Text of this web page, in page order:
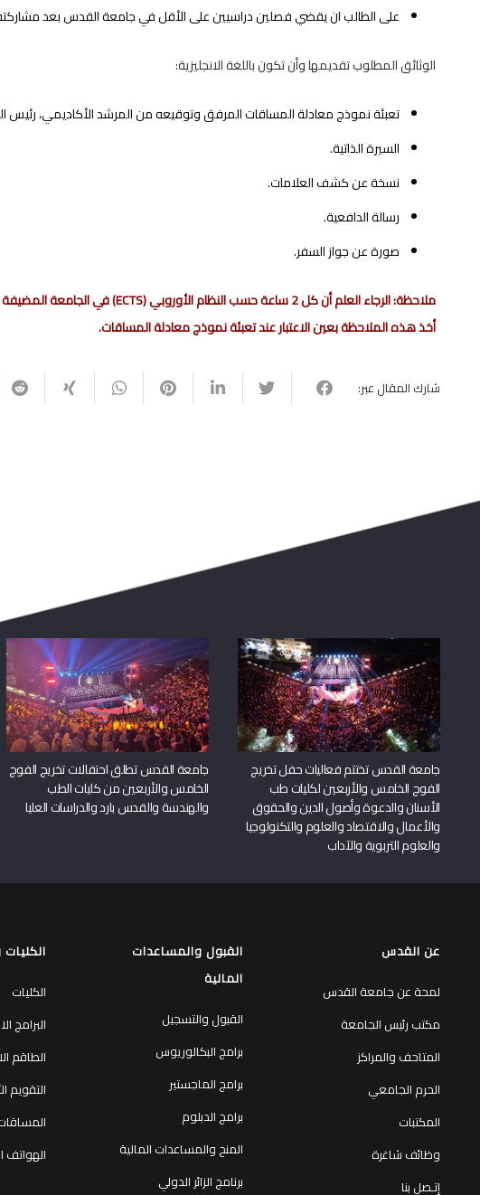
على الطالب ان يقضي فصلين دراسيين على الأقل في جامعة القدس بعد مشاركته
الوثائق المطلوب تقديمها وأن تكون باللغة الانجليزية:
تعبئة نموذج معادلة المساقات المرفق وتوقيعه من المرشد الأكاديمي، رئيس
السيرة الذاتية.
نسخة عن كشف العلامات.
رسالة الدافعية.
صورة عن جواز السفر.
أخذ هذه الملاحظة بعين الاعتبار عند تعبئة نموذج معادلة المساقات.
شارك المقال عبر:
جامعة القدس تختتم فعاليات حفل تخريج
الفوج الخامس والأربعين لكليات طب
الأسنان والدعوة وأصول الدين والحقوق
والأعمال والاقتصاد والعلوم والتكنولوجيا
والعلوم التربوية والآداب
جامعة القدس تطلق احتفالات تخريج الفوج
الخامس والأربعين من كليات الطب
والهندسة والقدس بارد والدراسات العليا
عن القدس
لمحة عن جامعة القدس
مكتب رئيس الجامعة
المتاحف والمراكز
الحرم الجامعي
المكتبات
وظائف شاغرة
إتـصل بنا
القبول والمساعدات
المالية
القبول والتسجيل
برامج البكالوريوس
برامج الماجستير
برامج الدبلوم
المنح والمساعدات المالية
برنامج الزائر الدولي
الكليات
الكليات
البرامج
الطاقم
التقويم
الهواتف